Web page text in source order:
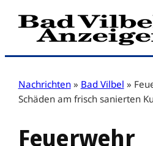
Zum
Inhalt
Nachrichten » Bad Vilbel »
Schäden am frisch sanierten
Feuerwehr